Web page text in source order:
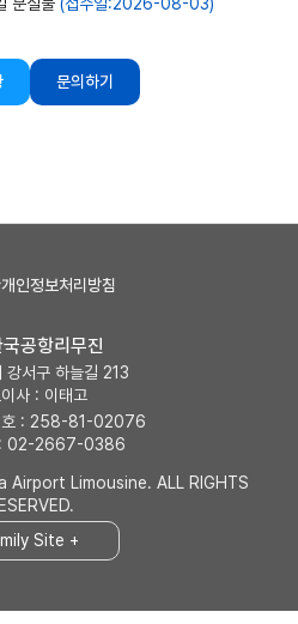
문의하기
개인정보처리방침
공항리무진
강서구 하늘길 213
사 : 이태고
호 : 258-81-02076
: 02-2667-0386
Airport Limousine. ALL RIGHTS
Site +